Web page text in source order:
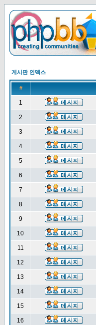
게시판 인덱스
#
1
2
3
4
5
6
7
8
9
10
11
12
13
14
15
16